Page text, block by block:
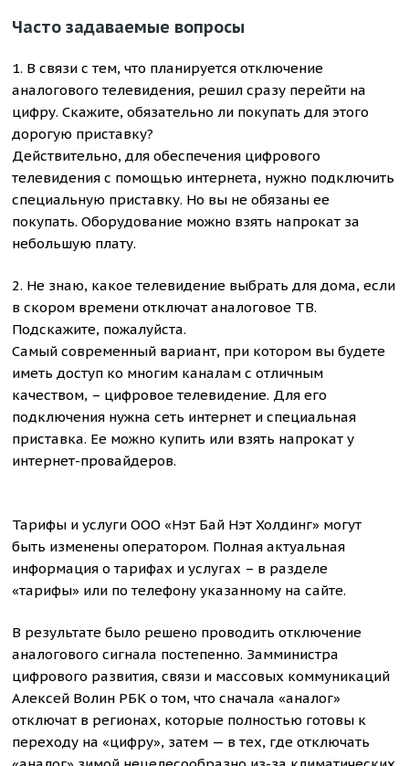
Часто задаваемые вопросы
1. В связи с тем, что планируется отключение
аналогового телевидения, решил сразу перейти на
цифру. Скажите, обязательно ли покупать для этого
дорогую приставку?
Действительно, для обеспечения цифрового
телевидения с помощью интернета, нужно подключить
специальную приставку. Но вы не обязаны ее
покупать. Оборудование можно взять напрокат за
небольшую плату.
2. Не знаю, какое телевидение выбрать для дома, если
в скором времени отключат аналоговое ТВ.
Подскажите, пожалуйста.
Самый современный вариант, при котором вы будете
иметь доступ ко многим каналам с отличным
качеством, – цифровое телевидение. Для его
подключения нужна сеть интернет и специальная
приставка. Ее можно купить или взять напрокат у
интернет-провайдеров.
Тарифы и услуги ООО «Нэт Бай Нэт Холдинг» могут
быть изменены оператором. Полная актуальная
информация о тарифах и услугах – в разделе
«тарифы» или по телефону указанному на сайте.
В результате было решено проводить отключение
аналогового сигнала постепенно. Замминистра
цифрового развития, связи и массовых коммуникаций
Алексей Волин РБК о том, что сначала «аналог»
отключат в регионах, которые полностью готовы к
переходу на «цифру», затем — в тех, где отключать